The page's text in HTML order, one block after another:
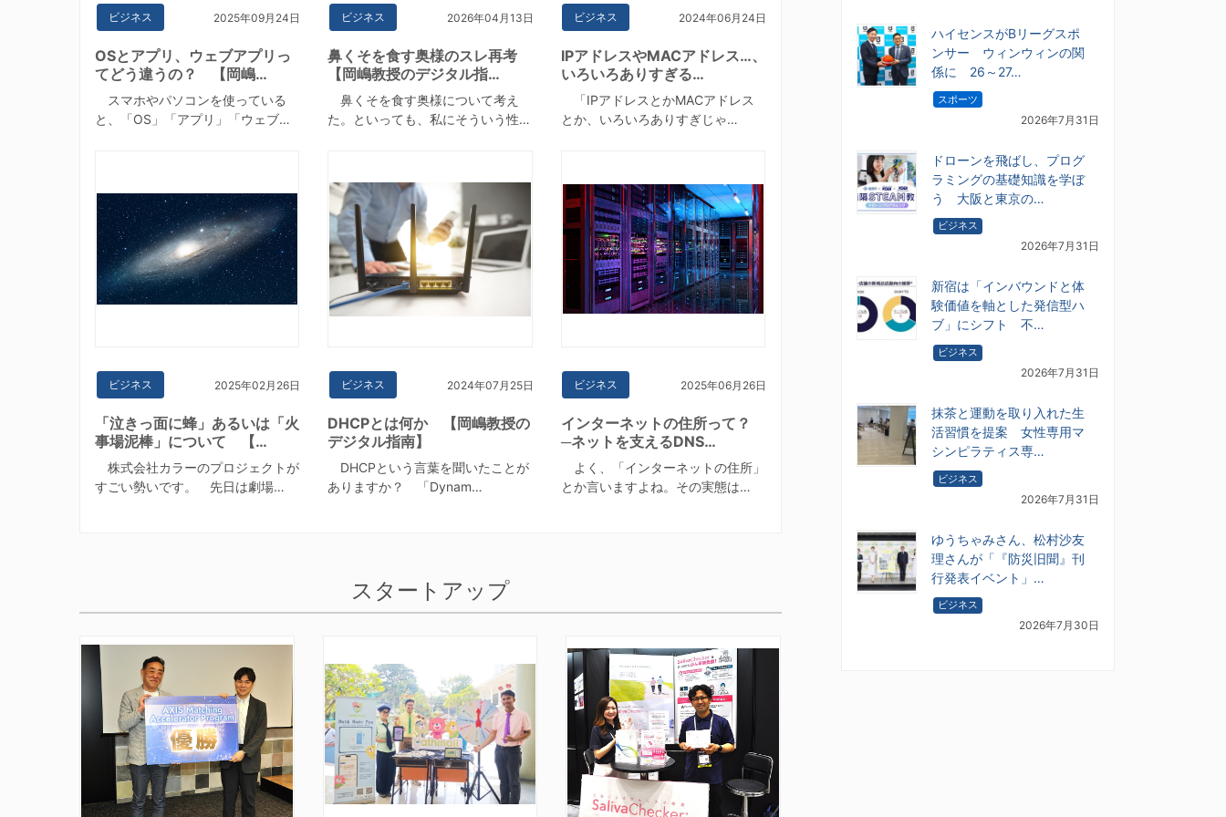
ビジネス 2025年09月24日
OSとアプリ、ウェブアプリっ
てどう違うの？ 【岡嶋…
スマホやパソコンを使っている
と、「OS」「アプリ」「ウェブ…
ビジネス 2026年04月13日
鼻くそを食す奥様のスレ再考
【岡嶋教授のデジタル指…
鼻くそを食す奥様について考え
た。といっても、私にそういう性…
ビジネス 2024年06月24日
IPアドレスやMACアドレス…、
いろいろありすぎる…
「IPアドレスとかMACアドレス
とか、いろいろありすぎじゃ…
ビジネス 2025年02月26日
「泣きっ面に蜂」あるいは「火
事場泥棒」について 【…
株式会社カラーのプロジェクトが
すごい勢いです。 先日は劇場…
ビジネス 2024年07月25日
DHCPとは何か 【岡嶋教授の
デジタル指南】
DHCPという言葉を聞いたことが
ありますか？ 「Dynam…
ビジネス 2025年06月26日
インターネットの住所って？
─ネットを支えるDNS…
よく、「インターネットの住所」
とか言いますよね。その実態は…
スタートアップ
ハイセンスがBリーグスポ
ンサー ウィンウィンの関
係に 26～27…
スポーツ
2026年7月31日
ドローンを飛ばし、プログ
ラミングの基礎知識を学ぼ
う 大阪と東京の…
ビジネス
2026年7月31日
新宿は「インバウンドと体
験価値を軸とした発信型ハ
ブ」にシフト 不…
ビジネス
2026年7月31日
抹茶と運動を取り入れた生
活習慣を提案 女性専用マ
シンピラティス専…
ビジネス
2026年7月31日
ゆうちゃみさん、松村沙友
理さんが「『防災旧聞』刊
行発表イベント」…
ビジネス
2026年7月30日